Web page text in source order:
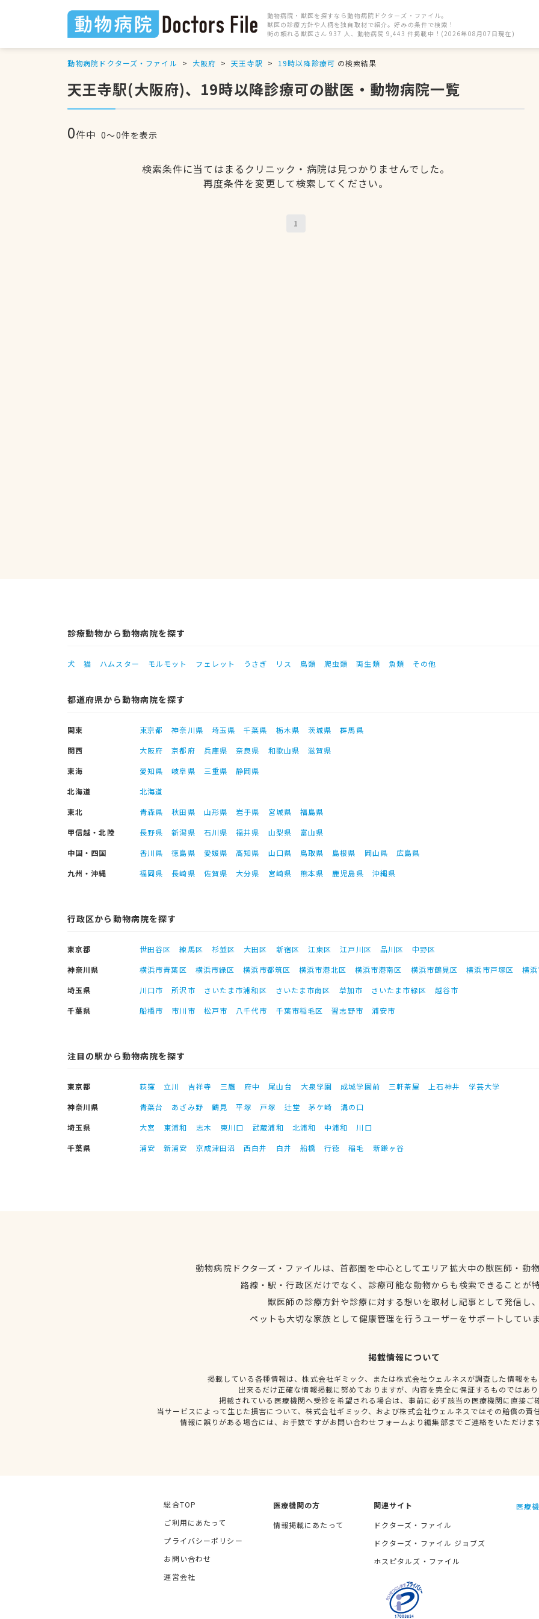
動物病院・獣医を探すなら動物病院ドクターズ・ファイル。
獣医の診療方針や人柄を独自取材で紹介。好みの条件で検索！
街の頼れる獣医さん 937 人、動物病院 9,443 件掲載中！(2026年08月07日現在)
動物病院ドクターズ・ファイル 大阪府 天王寺駅 19時以降診療可 の検索結果
天王寺駅(大阪府)、19時以降診療可の獣医・動物病院一覧
0件中 0〜0件を表示
検索条件に当てはまるクリニック・病院は見つかりませんでした。
再度条件を変更して検索してください。
1
診療動物から動物病院を探す
犬 猫 ハムスター モルモット フェレット うさぎ リス 鳥類 爬虫類 両生類 魚類 その他
都道府県から動物病院を探す
関東 東京都 神奈川県 埼玉県 千葉県 栃木県 茨城県
群馬県
関西
大阪府 京都府 兵庫県 奈良県 和歌山県
滋賀県
東海
愛知県 岐阜県 三重県
静岡県
北海道
北海道
東北
青森県 秋田県 山形県 岩手県 宮城県
福島県
甲信越・北陸
長野県 新潟県 石川県 福井県 山梨県
富山県
中国・四国
香川県 徳島県 愛媛県 高知県 山口県 鳥取県 島根県 岡山県
広島県
九州・沖縄
福岡県 長崎県 佐賀県 大分県 宮崎県 熊本県 鹿児島県 沖縄県
行政区から動物病院を探す
東京都 世田谷区 練馬区 杉並区 大田区 新宿区 江東区 江戸川区 品川区
中野区
神奈川県
横浜市青葉区 横浜市緑区 横浜市都筑区 横浜市港北区 横浜市港南区 横浜市鶴見区 横浜市戸塚区
横
埼玉県
川口市 所沢市 さいたま市浦和区 さいたま市南区 草加市 さいたま市緑区
越谷市
千葉県
船橋市 市川市 松戸市 八千代市 千葉市稲毛区 習志野市 浦安市
注目の駅から動物病院を探す
東京都 荻窪 立川 吉祥寺 三鷹 府中 尾山台 大泉学園 成城学園前 三軒茶屋 上石神井
学芸大学
神奈川県
青葉台 あざみ野 鶴見 平塚 戸塚 辻堂 茅ケ崎
溝の口
埼玉県
大宮 東浦和 志木 東川口 武蔵浦和 北浦和 中浦和
川口
千葉県
浦安 新浦安 京成津田沼 西白井 白井 船橋 行徳 稲毛 新鎌ヶ谷
動物病院ドクターズ・ファイルは、首都圏を中心としてエリア拡大中の獣医師・動
路線・駅・行政区だけでなく、診療可能な動物からも検索できることが
獣医師の診療方針や診療に対する想いを取材し記事として発信し
ペットも大切な家族として健康管理を行うユーザーをサポートしてい
掲載情報について
掲載している各種情報は、株式会社ギミック、または株式会社ウェルネスが調査した情報を
出来るだけ正確な情報掲載に努めておりますが、内容を完全に保証するものではあ
掲載されている医療機関へ受診を希望される場合は、事前に必ず該当の医療機関に直接ご
当サービスによって生じた損害について、株式会社ギミック、および株式会社ウェルネスではその賠償の責
情報に誤りがある場合には、お手数ですがお問い合わせフォームより編集部までご連絡をいただけま
総合TOP
ご利用にあたって
プライバシーポリシー
お問い合わせ
運営会社
医療機関の方
情報掲載にあたって
関連サイト
ドクターズ・ファイル
ドクターズ・ファイル ジョブズ
ホスピタルズ・ファイル
医療